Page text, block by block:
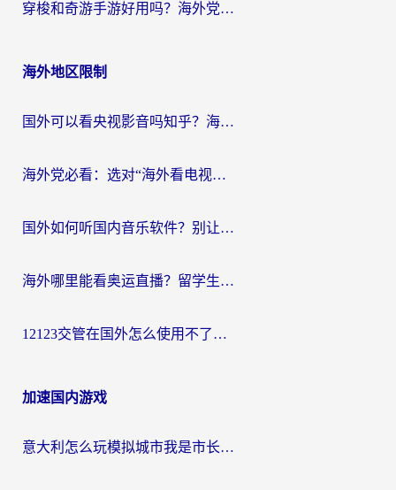
穿梭和奇游手游好用吗？海外党亲测3款回国加速器，附蜜蜂加速器七天试用攻略
海外地区限制
国外可以看央视影音吗知乎？海外党亲测有效的回国加速方案
海外党必看：选对“海外看电视剧软件”，再也不用愁国内剧刷不了
国外如何听国内音乐软件？别让地域限制，断了你的中文歌单
海外哪里能看奥运直播？留学生&海外华人必看的体育赛事观赛终极指南
12123交管在国外怎么使用不了？海外华人必看的无缝访问国内资源指南
加速国内游戏
意大利怎么玩模拟城市我是市长？海外党国服游戏加速终极攻略（附三国3量子特攻解决办法）